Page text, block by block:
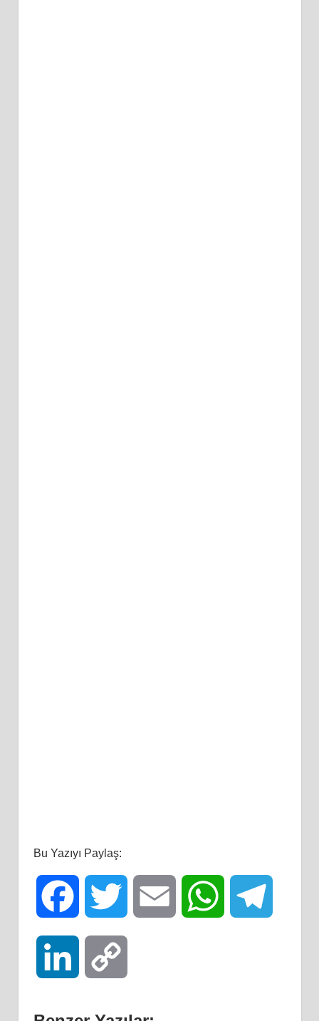
Bu Yazıyı Paylaş:
Facebook Twitter Email WhatsApp
LinkedIn